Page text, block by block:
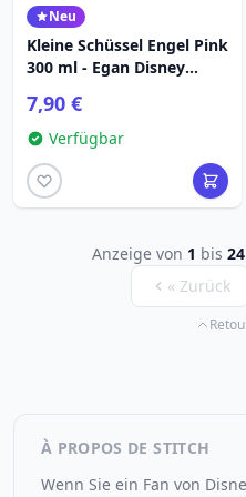
Neu
Kleine Schüssel Engel Pink
300 ml - Egan Disney
7,90 €
Verfügbar
Anzeige von 1 bis 24
« Zurück
À PROPOS DE STITCH
Wenn Sie ein Fan von